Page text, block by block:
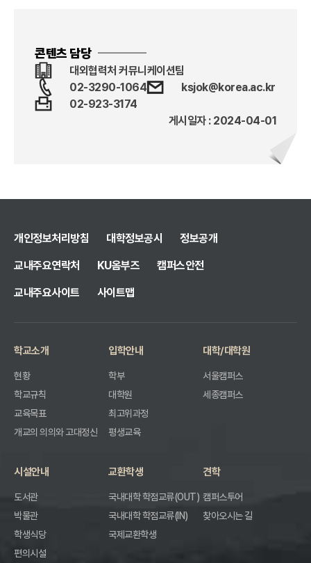
콘텐츠 담당
대외협력처 커뮤니케이션팀
02-3290-1064
ksjok@korea.ac.kr
02-923-3174
게시일자 : 2024-04-01
개인정보처리방침 대학정보공시 정보공개
교내주요연락처 KU옴부즈 캠퍼스안전
교내주요사이트 사이트맵
학교소개
현황
학교규칙
교육목표
개교의 의의와 고대정신
입학안내
학부
대학원
최고위과정
평생교육
대학/대학원
서울캠퍼스
세종캠퍼스
시설안내
도서관
박물관
학생식당
편의시설
교환학생
국내대학 학점교류(OUT)
국내대학 학점교류(IN)
국제교환학생
견학
캠퍼스투어
찾아오시는 길